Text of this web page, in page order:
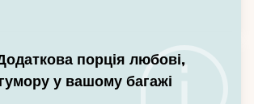
порція любові,
у вашому багажі